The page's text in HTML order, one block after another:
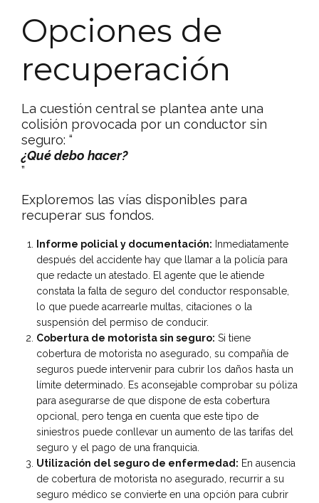
Opciones de
recuperación
La cuestión central se plantea ante una
colisión provocada por un conductor sin
seguro: “
¿Qué debo hacer?
”
Exploremos las vías disponibles para
recuperar sus fondos.
Informe policial y documentación: Inmediatamente
después del accidente hay que llamar a la policía para
que redacte un atestado. El agente que le atiende
constata la falta de seguro del conductor responsable,
lo que puede acarrearle multas, citaciones o la
suspensión del permiso de conducir.
Cobertura de motorista sin seguro: Si tiene
cobertura de motorista no asegurado, su compañía de
seguros puede intervenir para cubrir los daños hasta un
límite determinado. Es aconsejable comprobar su póliza
para asegurarse de que dispone de esta cobertura
opcional, pero tenga en cuenta que este tipo de
siniestros puede conllevar un aumento de las tarifas del
seguro y el pago de una franquicia.
Utilización del seguro de enfermedad: En ausencia
de cobertura de motorista no asegurado, recurrir a su
seguro médico se convierte en una opción para cubrir